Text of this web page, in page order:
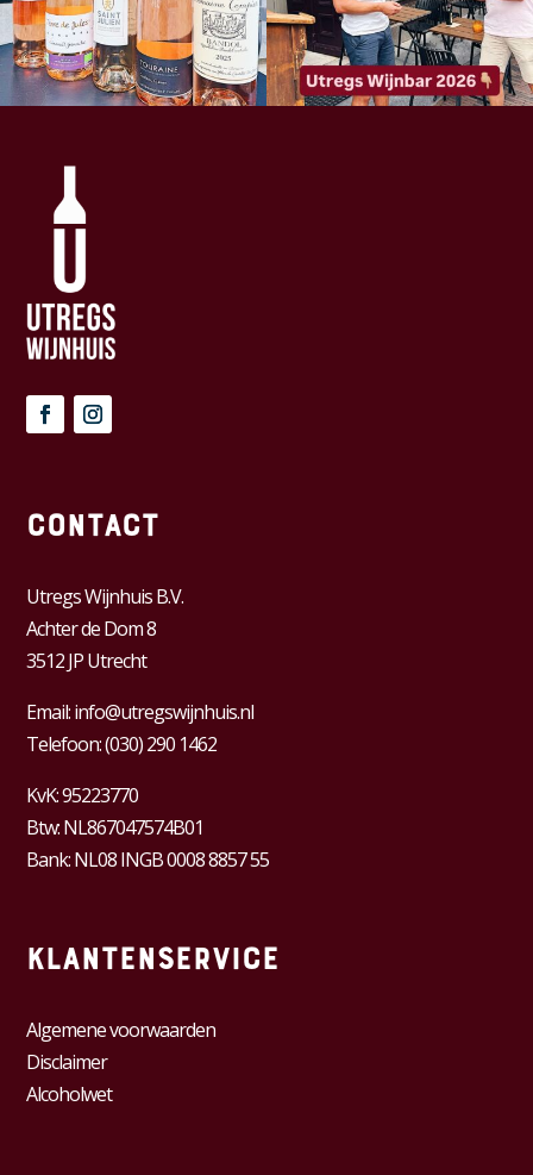
Contact
Utregs Wijnhuis B.V.
Achter de Dom 8
3512 JP Utrecht
Email:info@utregswijnhuis.nl
Telefoon:(030) 290 1462
KvK:95223770
Btw:NL867047574B01
Bank: NL08 INGB 0008 8857 55
Klantenservice
Algemene voorwaarden
Disclaimer
Alcoholwet